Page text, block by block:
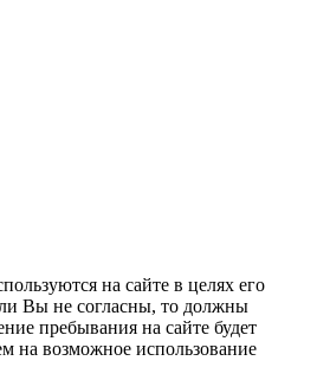
на сайте в целях его
Вы не согласны, то должны
пребывания на сайте будет
на возможное использование